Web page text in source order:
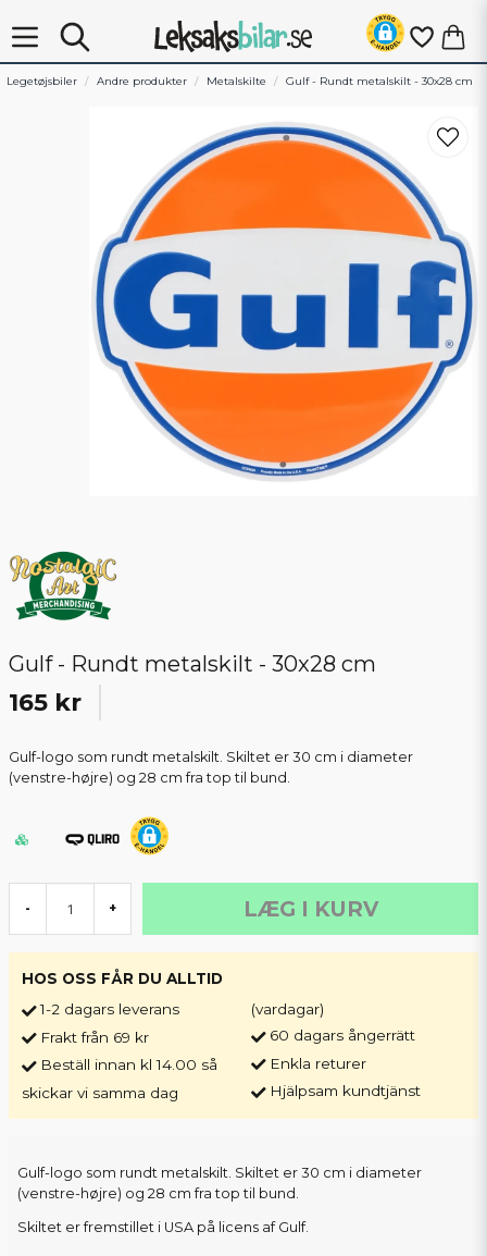
Legetøjsbiler Andre produkter Metalskilte Gulf - Rundt metalskilt - 30x28 cm
Gulf - Rundt metalskilt - 30x28 cm
165 kr
Gulf-logo som rundt metalskilt. Skiltet er 30 cm i diameter
(venstre-højre) og 28 cm fra top til bund.
- + LÆG I KURV
HOS OSS FÅR DU ALLTID
1-2 dagars leverans
Frakt från 69 kr
Beställ innan kl 14.00 så
skickar vi samma dag
(vardagar)
60 dagars ångerrätt
Enkla returer
Hjälpsam kundtjänst
Gulf-logo som rundt metalskilt. Skiltet er 30 cm i diameter
(venstre-højre) og 28 cm fra top til bund.
Skiltet er fremstillet i USA på licens af Gulf.